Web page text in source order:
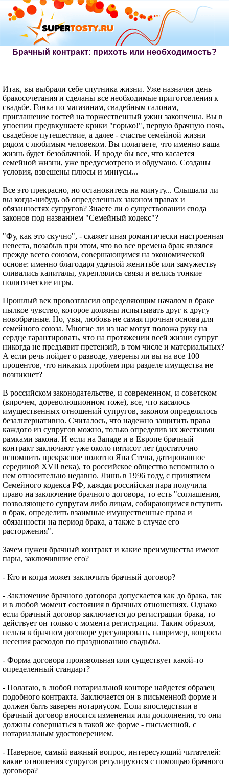
Брачный контракт: прихоть или необходимость?
Итак, вы выбрали себе спутника жизни. Уже назначен день
бракосочетания и сделаны все необходимые приготовления к
свадьбе. Гонка по магазинам, свадебным салонам,
приглашение гостей на торжественный ужин закончены. Вы в
упоении предвкушаете крики "горько!", первую брачную ночь,
свадебное путешествие, а далее - счастье семейной жизни
рядом с любимым человеком. Вы полагаете, что именно ваша
жизнь будет безоблачной. И вроде бы все, что касается
семейной жизни, уже предусмотрено и обдумано. Созданы
условия, взвешены плюсы и минусы...
Все это прекрасно, но остановитесь на минуту... Слышали ли
вы когда-нибудь об определенных законом правах и
обязанностях супругов? Знаете ли о существовании свода
законов под названием "Семейный кодекс"?
"Фу, как это скучно", - скажет иная романтически настроенная
невеста, позабыв при этом, что во все времена брак являлся
прежде всего союзом, совершающимся на экономической
основе: именно благодаря удачной женитьбе или замужеству
сливались капиталы, укреплялись связи и велись тонкие
политические игры.
Прошлый век провозгласил определяющим началом в браке
пылкое чувство, которое должны испытывать друг к другу
новобрачные. Но, увы, любовь не самая прочная основа для
семейного союза. Многие ли из нас могут положа руку на
сердце гарантировать, что на протяжении всей жизни супруг
никогда не предъявит претензий, в том числе и материальных?
А если речь пойдет о разводе, уверены ли вы на все 100
процентов, что никаких проблем при разделе имущества не
возникнет?
В российском законодательстве, и современном, и советском
(впрочем, дореволюционном тоже), все, что касалось
имущественных отношений супругов, законом определялось
безальтернативно. Считалось, что надежно защитить права
каждого из супругов можно, только определив их жесткими
рамками закона. И если на Западе и в Европе брачный
контракт заключают уже около пятисот лет (достаточно
вспомнить прекрасное полотно Яна Стена, датированное
серединой XVII века), то российское общество вспомнило о
нем относительно недавно. Лишь в 1996 году, с принятием
Семейного кодекса РФ, каждая российская пара получила
право на заключение брачного договора, то есть "соглашения,
позволяющего супругам либо лицам, собирающимся вступить
в брак, определить взаимные имущественные права и
обязанности на период брака, а также в случае его
расторжения".
Зачем нужен брачный контракт и какие преимущества имеют
пары, заключившие его?
- Кто и когда может заключить брачный договор?
- Заключение брачного договора допускается как до брака, так
и в любой момент состояния в брачных отношениях. Однако
если брачный договор заключается до регистрации брака, то
действует он только с момента регистрации. Таким образом,
нельзя в брачном договоре урегулировать, например, вопросы
несения расходов по празднованию свадьбы.
- Форма договора произвольная или существует какой-то
определенный стандарт?
- Полагаю, в любой нотариальной конторе найдется образец
подобного контракта. Заключается он в письменной форме и
должен быть заверен нотариусом. Если впоследствии в
брачный договор вносятся изменения или дополнения, то они
должны совершаться в такой же форме - письменной, с
нотариальным удостоверением.
- Наверное, самый важный вопрос, интересующий читателей:
какие отношения супругов регулируются с помощью брачного
договора?